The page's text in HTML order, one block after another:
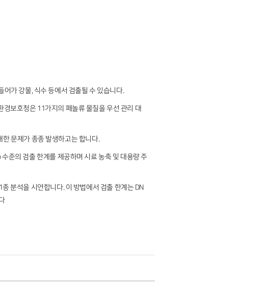
가 강물, 식수 등에서 검출될 수 있습니다.
보호청은 11가지의 페놀류 물질을 우선 관리 대
문제가 종종 발생하고는 합니다.
준의 검출 한계를 제공하며 시료 농축 및 대용량 주
분석을 시연합니다. 이 방법에서 검출 한계는 DN